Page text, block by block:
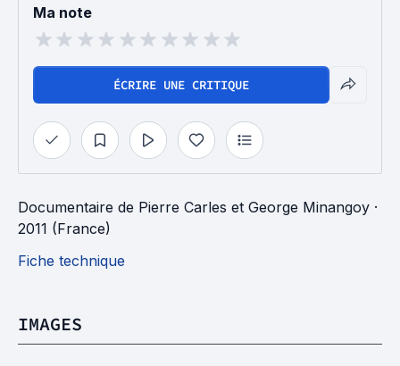
Ma note
ÉCRIRE UNE CRITIQUE
Documentaire de Pierre Carles et George Minangoy ·
2011 (France)
Fiche technique
IMAGES